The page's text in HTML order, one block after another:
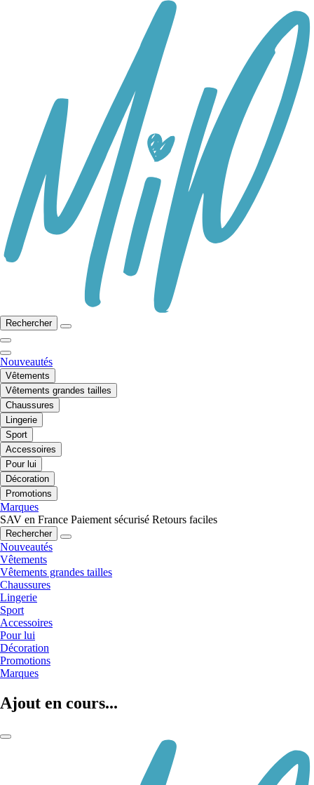
Rechercher
Nouveautés
Vêtements
Vêtements grandes tailles
Chaussures
Lingerie
Sport
Accessoires
Pour lui
Décoration
Promotions
Marques
SAV en France Paiement sécurisé Retours faciles
Rechercher
Nouveautés
Vêtements
Vêtements grandes tailles
Chaussures
Lingerie
Sport
Accessoires
Pour lui
Décoration
Promotions
Marques
Ajout en cours...